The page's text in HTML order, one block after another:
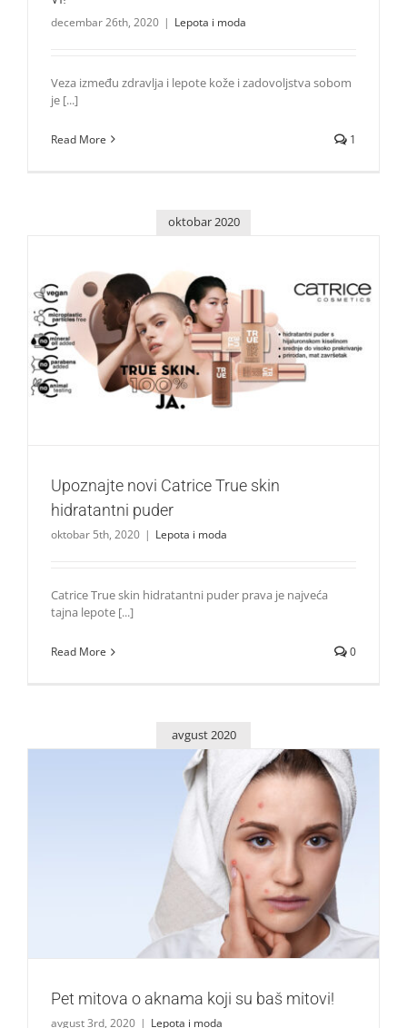
decembar 26th, 2020 | Lepota i moda
Veza između zdravlja i lepote kože i zadovoljstva sobom
je [...]
Read More 1
oktobar 2020
Upoznajte novi Catrice True skin hidratantni puder
Lepota i moda
Upoznajte novi Catrice True skin
hidratantni puder
oktobar 5th, 2020 | Lepota i moda
Catrice True skin hidratantni puder prava je najveća
tajna lepote [...]
Read More 0
avgust 2020
Pet mitova o aknama koji su baš mitovi!
Lepota i moda
Pet mitova o aknama koji su baš mitovi!
avgust 3rd, 2020 | Lepota i moda